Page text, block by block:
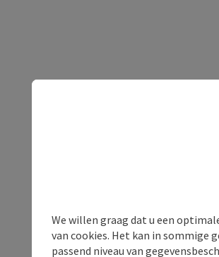
We willen graag dat u een
van cookies. Het kan in sommige
passend niveau van